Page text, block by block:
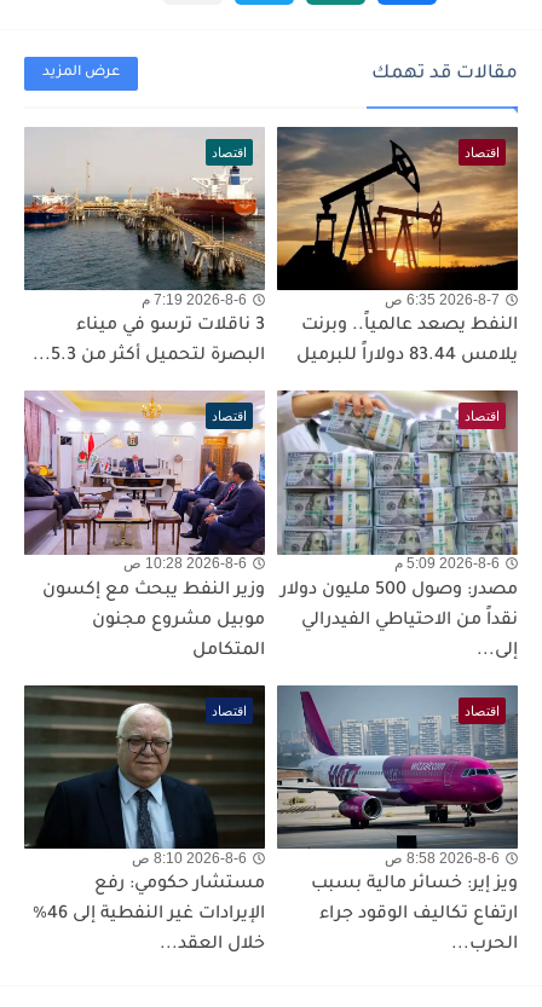
مقالات قد تهمك عرض المزيد
اقتصاد
2026-8-7 6:35 ص
النفط يصعد عالمياً.. وبرنت
يلامس 83.44 دولاراً للبرميل
اقتصاد
2026-8-6 7:19 م
3 ناقلات ترسو في ميناء
البصرة لتحميل أكثر من 5.3...
اقتصاد
2026-8-6 5:09 م
مصدر: وصول 500 مليون دولار
نقداً من الاحتياطي الفيدرالي
إلى...
اقتصاد
2026-8-6 10:28 ص
وزير النفط يبحث مع إكسون
موبيل مشروع مجنون
المتكامل
اقتصاد
2026-8-6 8:58 ص
ويز إير: خسائر مالية بسبب
ارتفاع تكاليف الوقود جراء
الحرب...
اقتصاد
2026-8-6 8:10 ص
مستشار حكومي: رفع
الإيرادات غير النفطية إلى 46%
خلال العقد...